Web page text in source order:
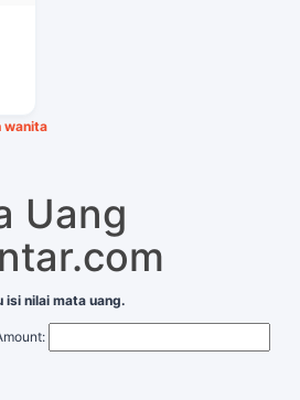
wanita
Uang
isi nilai mata uang.